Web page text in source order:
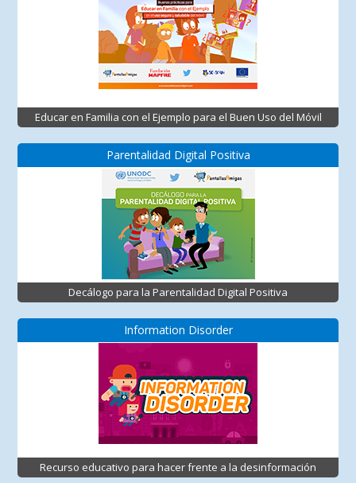
Educar en Familia con el Ejemplo para el Buen Uso del Móvil
Parentalidad Digital Positiva
Decálogo para la Parentalidad Digital Positiva
Information Disorder
Recurso educativo para hacer frente a la desinformación